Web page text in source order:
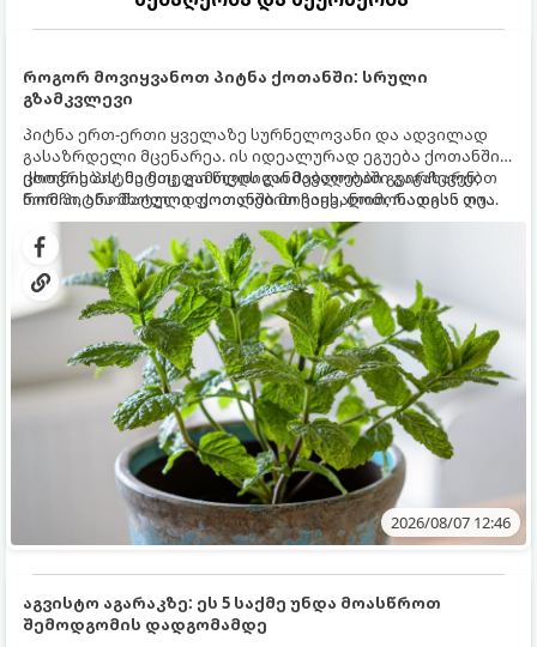
როგორ მოვიყვანოთ პიტნა ქოთანში: სრული
გზამკვლევი
პიტნა ერთ-ერთი ყველაზე სურნელოვანი და ადვილად
გასაზრდელი მცენარეა. ის იდეალურად ეგუება ქოთანში
ცხოვრებას, მეტიც, გამოცდილი მებაღეები გვირჩევენ,
რომ პიტნა მხოლოდ ქოთანში მოვიყვანოთ, რადგან ღია
გრუნტში (ბაღში) დარგვისას ის ფესვებით ძალიან
სწრაფად ვრცელდება და სხვა მცენარეებს ავიწროებს.
ქოთნის პიტნა მთელი წლის განმავლობაში გაგახარებთ
ნორჩი, არომატული ფოთლებით ჩაის, ლიმონათისა თუ
კერძებისთვის.
2026/08/07 12:46
აგვისტო აგარაკზე: ეს 5 საქმე უნდა მოასწროთ
შემოდგომის დადგომამდე